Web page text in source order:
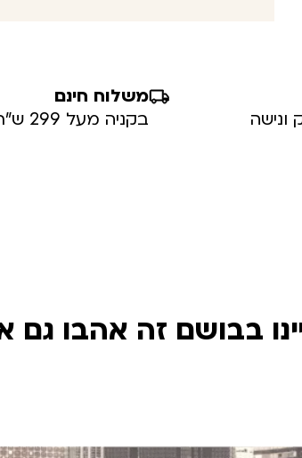
ונישה
משלוח חינם
בקניה מעל 299 ש”ח
בבושם זה אהבו גם